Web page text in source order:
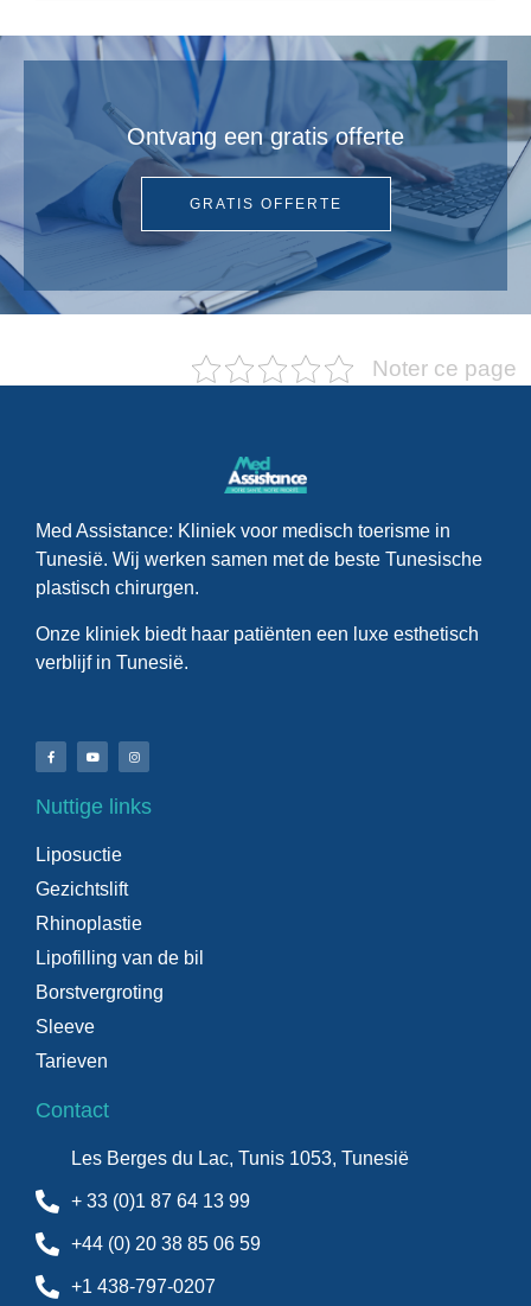
Ontvang een gratis offerte
GRATIS OFFERTE
Noter ce page
Med Assistance: Kliniek voor medisch toerisme in
Tunesië. Wij werken samen met de beste Tunesische
plastisch chirurgen.
Onze kliniek biedt haar patiënten een luxe esthetisch
verblijf in Tunesië.
Nuttige links
Liposuctie
Gezichtslift
Rhinoplastie
Lipofilling van de bil
Borstvergroting
Sleeve
Tarieven
Contact
Les Berges du Lac, Tunis 1053, Tunesië
+ 33 (0)1 87 64 13 99
+44 (0) 20 38 85 06 59
+1 438-797-0207